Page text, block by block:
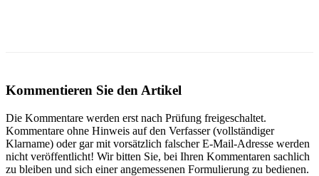
Kommentieren Sie den Artikel
Die Kommentare werden erst nach Prüfung freigeschaltet.
Kommentare ohne Hinweis auf den Verfasser (vollständiger
Klarname) oder gar mit vorsätzlich falscher E-Mail-Adresse werden
nicht veröffentlicht! Wir bitten Sie, bei Ihren Kommentaren sachlich
zu bleiben und sich einer angemessenen Formulierung zu bedienen.